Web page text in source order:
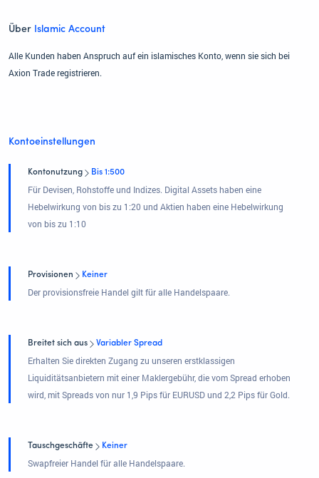
Über Islamic Account
Alle Kunden haben Anspruch auf ein islamisches Konto, wenn sie sich bei
Axion Trade registrieren.
Kontoeinstellungen
Kontonutzung Bis 1:500
Für Devisen, Rohstoffe und Indizes. Digital Assets haben eine
Hebelwirkung von bis zu 1:20 und Aktien haben eine Hebelwirkung
von bis zu 1:10
Provisionen Keiner
Der provisionsfreie Handel gilt für alle Handelspaare.
Breitet sich aus Variabler Spread
Erhalten Sie direkten Zugang zu unseren erstklassigen
Liquiditätsanbietern mit einer Maklergebühr, die vom Spread erhoben
wird, mit Spreads von nur 1,9 Pips für EURUSD und 2,2 Pips für Gold.
Tauschgeschäfte Keiner
Swapfreier Handel für alle Handelspaare.